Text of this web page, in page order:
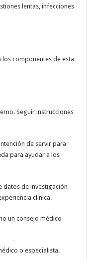
lentas, infecciones
los componentes de esta
Seguir instrucciones
de servir para
para ayudar a los
datos de investigación
clínica.
un consejo médico
o especialista.